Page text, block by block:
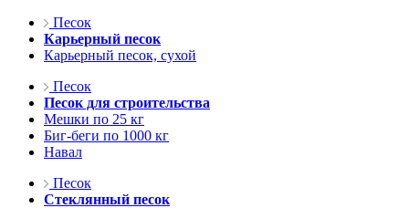
Песок
Карьерный песок
Карьерный песок, сухой
Песок
Песок для строительства
Мешки по 25 кг
Биг-беги по 1000 кг
Навал
Песок
Стеклянный песок